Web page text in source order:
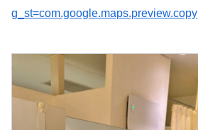
g_st=com.google.maps.preview.copy